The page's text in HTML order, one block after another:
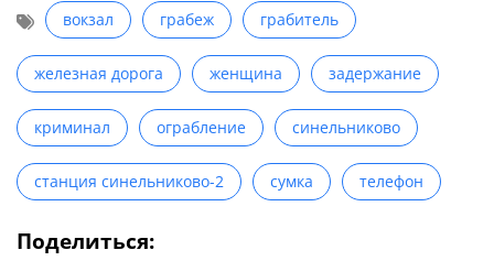
вокзал грабеж грабитель
железная дорога женщина задержание
криминал ограбление синельниково
станция синельниково-2 сумка телефон
Поделиться: